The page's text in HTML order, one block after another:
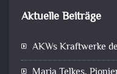
Aktuelle Beiträge
AKWs Kraftwerke